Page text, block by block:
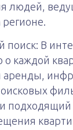
людей,
В
каждой
подходящий